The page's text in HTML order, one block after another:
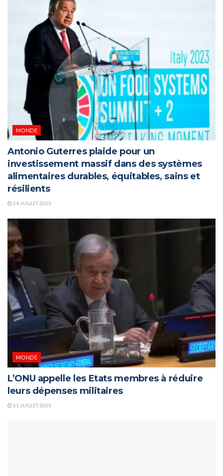
MONDE
Antonio Guterres plaide pour un
investissement massif dans des systèmes
alimentaires durables, équitables, sains et
résilients
24 JUILLET 2023
MONDE
L’ONU appelle les Etats membres à réduire
leurs dépenses militaires
21 JUILLET 2023